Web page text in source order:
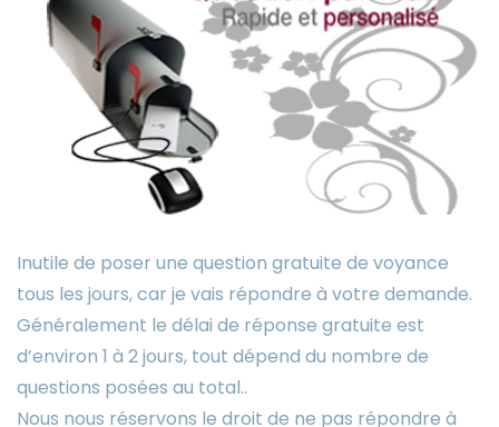
Inutile de poser une question gratuite de voyance
tous les jours, car je vais répondre à votre demande.
Généralement le délai de réponse gratuite est
d’environ 1 à 2 jours, tout dépend du nombre de
questions posées au total..
Nous nous réservons le droit de ne pas répondre à